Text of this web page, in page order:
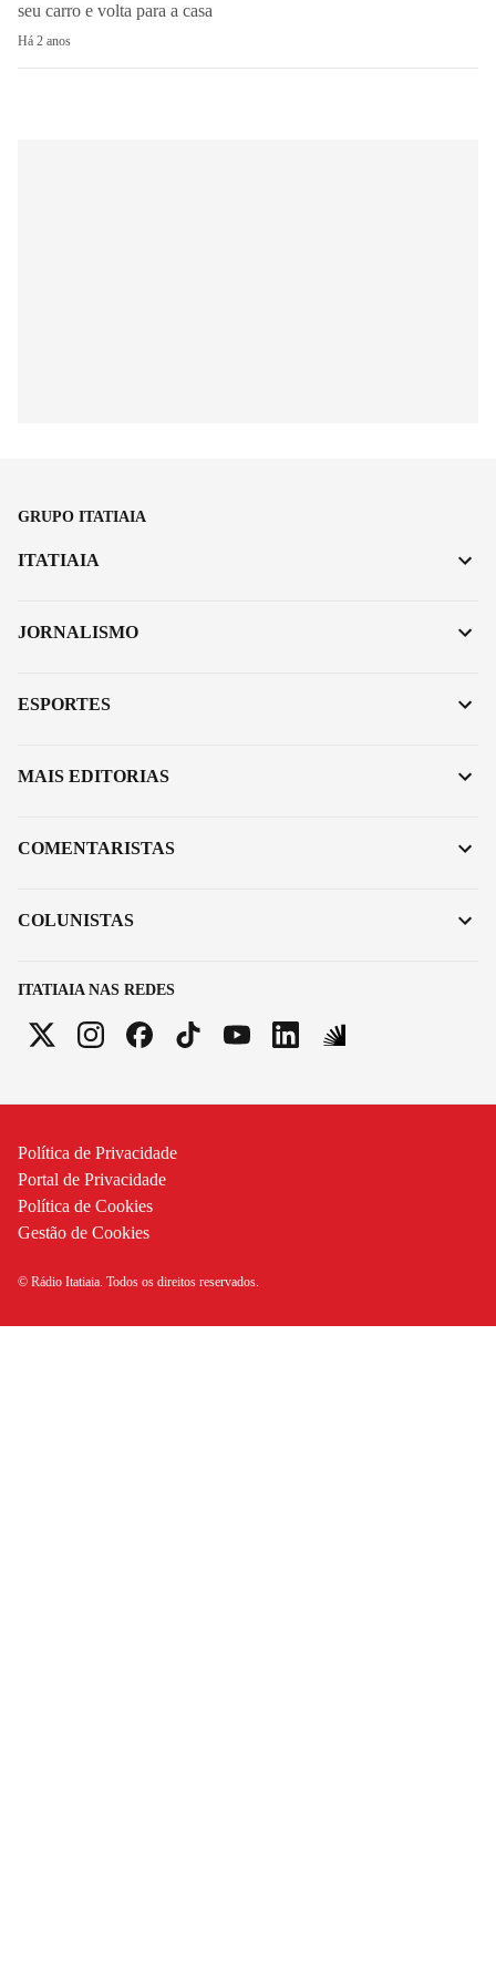
seu carro e volta para a casa
Há 2 anos
GRUPO ITATIAIA
ITATIAIA NAS REDES
ITATIAIA
JORNALISMO
ESPORTES
MAIS EDITORIAS
COMENTARISTAS
COLUNISTAS
Política de Privacidade
Portal de Privacidade
Política de Cookies
Gestão de Cookies
© Rádio Itatiaia. Todos os direitos reservados.